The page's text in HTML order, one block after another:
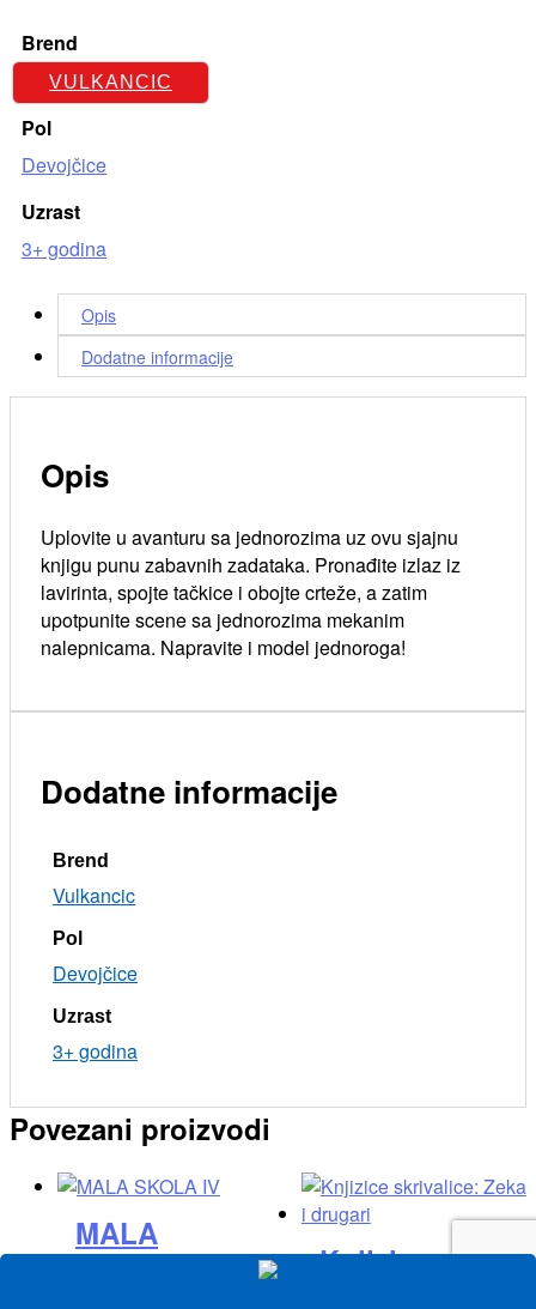
Brend
VULKANCIC
Pol
Devojčice
Uzrast
3+ godina
Opis
Dodatne informacije
Opis
Uplovite u avanturu sa jednorozima uz ovu sjajnu
knjigu punu zabavnih zadataka. Pronađite izlaz iz
lavirinta, spojte tačkice i obojte crteže, a zatim
upotpunite scene sa jednorozima mekanim
nalepnicama. Napravite i model jednoroga!
Dodatne informacije
Brend
Vulkancic
Pol
Devojčice
Uzrast
3+ godina
Povezani proizvodi
MALA
Knjizice